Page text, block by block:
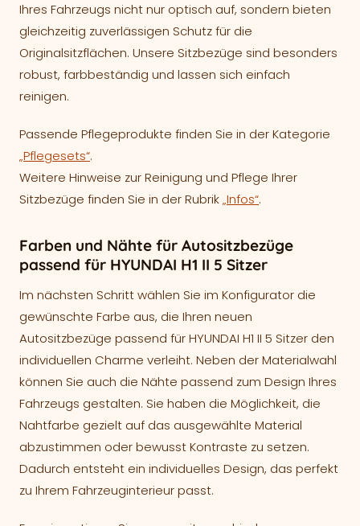
Ihres Fahrzeugs nicht nur optisch auf, sondern bieten
gleichzeitig zuverlässigen Schutz für die
Originalsitzflächen. Unsere Sitzbezüge sind besonders
robust, farbbeständig und lassen sich einfach
reinigen.
Passende Pflegeprodukte finden Sie in der Kategorie
„Pflegesets“.
Weitere Hinweise zur Reinigung und Pflege Ihrer
Sitzbezüge finden Sie in der Rubrik„Infos“.
Farben und Nähte für Autositzbezüge
passend für HYUNDAI H1 II 5 Sitzer
Im nächsten Schritt wählen Sie im Konfigurator die
gewünschte Farbe aus, die Ihren neuen
Autositzbezüge passend für HYUNDAI H1 II 5 Sitzer den
individuellen Charme verleiht. Neben der Materialwahl
können Sie auch die Nähte passend zum Design Ihres
Fahrzeugs gestalten. Sie haben die Möglichkeit, die
Nahtfarbe gezielt auf das ausgewählte Material
abzustimmen oder bewusst Kontraste zu setzen.
Dadurch entsteht ein individuelles Design, das perfekt
zu Ihrem Fahrzeuginterieur passt.